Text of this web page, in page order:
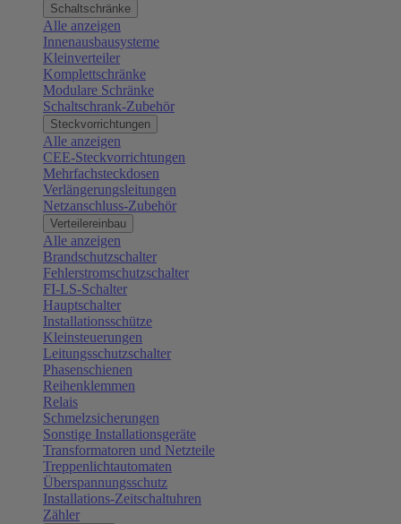
Schaltschränke
Alle anzeigen
Innenausbausysteme
Kleinverteiler
Komplettschränke
Modulare Schränke
Schaltschrank-Zubehör
Steckvorrichtungen
Alle anzeigen
CEE-Steckvorrichtungen
Mehrfachsteckdosen
Verlängerungsleitungen
Netzanschluss-Zubehör
Verteilereinbau
Alle anzeigen
Brandschutzschalter
Fehlerstromschutzschalter
FI-LS-Schalter
Hauptschalter
Installationsschütze
Kleinsteuerungen
Leitungsschutzschalter
Phasenschienen
Reihenklemmen
Relais
Schmelzsicherungen
Sonstige Installationsgeräte
Transformatoren und Netzteile
Treppenlichtautomaten
Überspannungsschutz
Installations-Zeitschaltuhren
Zähler